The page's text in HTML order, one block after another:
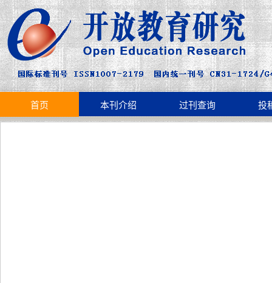
首页 本刊介绍 过刊查询 投